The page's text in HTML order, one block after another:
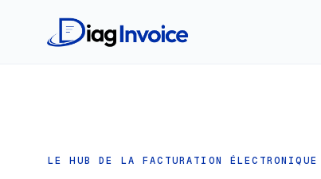
LE HUB DE LA FACTURATION ÉLECTRONIQUE